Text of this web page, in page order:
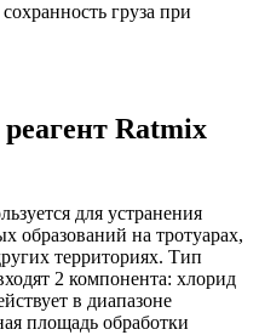
груза при
Ratmix
для устранения
образований на тротуарах,
территориях. Тип
2 компонента: хлорид
в диапазоне
площадь обработки